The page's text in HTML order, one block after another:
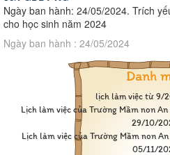
Ngày ban hành: 24/05/2024. Trích
cho học sinh năm 2024
Ngày ban hành : 24/05/2024
Danh
lịch làm việc từ 9/
Lịch làm việc của Trường Mầm non
29/10/
Lịch làm việc của Trường Mầm non
05/11/